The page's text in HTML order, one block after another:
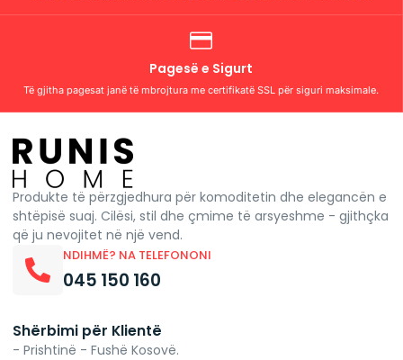
Pagesë e Sigurt
Të gjitha pagesat janë të mbrojtura me certifikatë SSL për siguri maksimale.
Produkte të përzgjedhura për komoditetin dhe elegancën e
shtëpisë suaj. Cilësi, stil dhe çmime të arsyeshme - gjithçka
që ju nevojitet në një vend.
NDIHMË? NA TELEFONONI
045 150 160
Shërbimi për Klientë
- Prishtinë - Fushë Kosovë.